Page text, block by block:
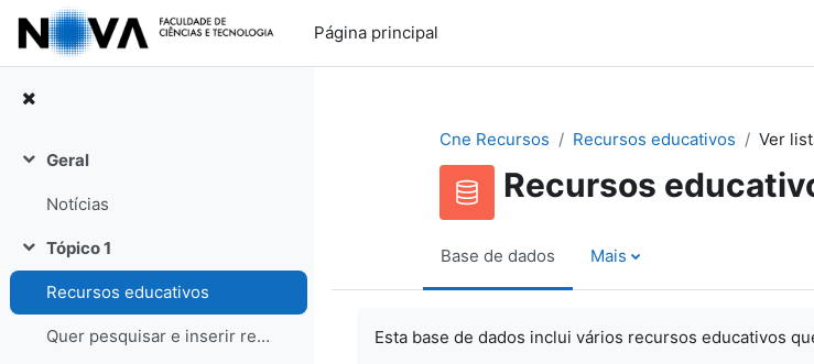
Ir para o conteúdo principal
Página principal
Contrair
Geral
Notícias
Contrair
Tópico 1
Recursos educativos
Quer pesquisar e inserir recursos? Saiba como!
Cne Recursos Recursos educativos Ver
Recursos
Base de dados Mais
Esta base de dados inclui vários recursos educativos